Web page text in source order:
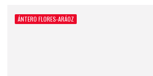
ÁNTERO FLORES-ARÁOZ